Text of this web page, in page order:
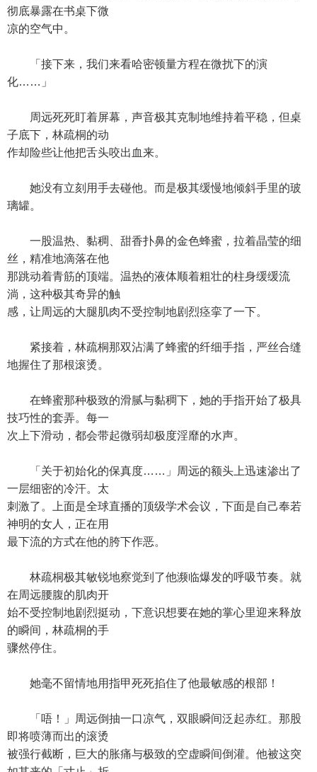
彻底暴露在书桌下微
凉的空气中。
「接下来，我们来看哈密顿量方程在微扰下的演
化……」
周远死死盯着屏幕，声音极其克制地维持着平稳，但桌
子底下，林疏桐的动
作却险些让他把舌头咬出血来。
她没有立刻用手去碰他。而是极其缓慢地倾斜手里的玻
璃罐。
一股温热、黏稠、甜香扑鼻的金色蜂蜜，拉着晶莹的细
丝，精准地滴落在他
那跳动着青筋的顶端。温热的液体顺着粗壮的柱身缓缓流
淌，这种极其奇异的触
感，让周远的大腿肌肉不受控制地剧烈痉挛了一下。
紧接着，林疏桐那双沾满了蜂蜜的纤细手指，严丝合缝
地握住了那根滚烫。
在蜂蜜那种极致的滑腻与黏稠下，她的手指开始了极具
技巧性的套弄。每一
次上下滑动，都会带起微弱却极度淫靡的水声。
「关于初始化的保真度……」周远的额头上迅速渗出了
一层细密的冷汗。太
刺激了。上面是全球直播的顶级学术会议，下面是自己奉若
神明的女人，正在用
最下流的方式在他的胯下作恶。
林疏桐极其敏锐地察觉到了他濒临爆发的呼吸节奏。就
在周远腰腹的肌肉开
始不受控制地剧烈挺动，下意识想要在她的掌心里迎来释放
的瞬间，林疏桐的手
骤然停住。
她毫不留情地用指甲死死掐住了他最敏感的根部！
「唔！」周远倒抽一口凉气，双眼瞬间泛起赤红。那股
即将喷薄而出的滚烫
被强行截断，巨大的胀痛与极致的空虚瞬间倒灌。他被这突